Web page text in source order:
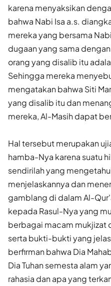
karena menyaksikan
bahwa Nabi Isa a.s.
mereka yang bersama
dugaan yang sama
orang yang disalib itu
Sehingga mereka
mengatakan bahwa Siti
yang disalib itu dan
mereka, Al-Masih dapat
Hal tersebut merupakan
hamba-Nya karena suatu
sendirilah yang
menjelaskannya dan
gamblang di dalam Al-
kepada Rasul-Nya yang
berbagai macam mukjizat
serta bukti-bukti yang
berfirman bahwa Dia
Dia Tuhan semesta alam
rahasia dan apa yang